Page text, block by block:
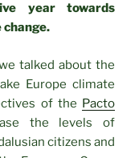
year towards
talked about the
Europe climate
of the Pacto
the levels of
citizens and